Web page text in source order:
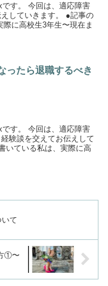
す。 今回は、適応障害
していきます。 ●記事の
に高校生3年生〜現在ま
ったら退職するべき
す。 今回は、適応障害
験談を交えてお伝えして
いている私は、実際に高
て
①〜